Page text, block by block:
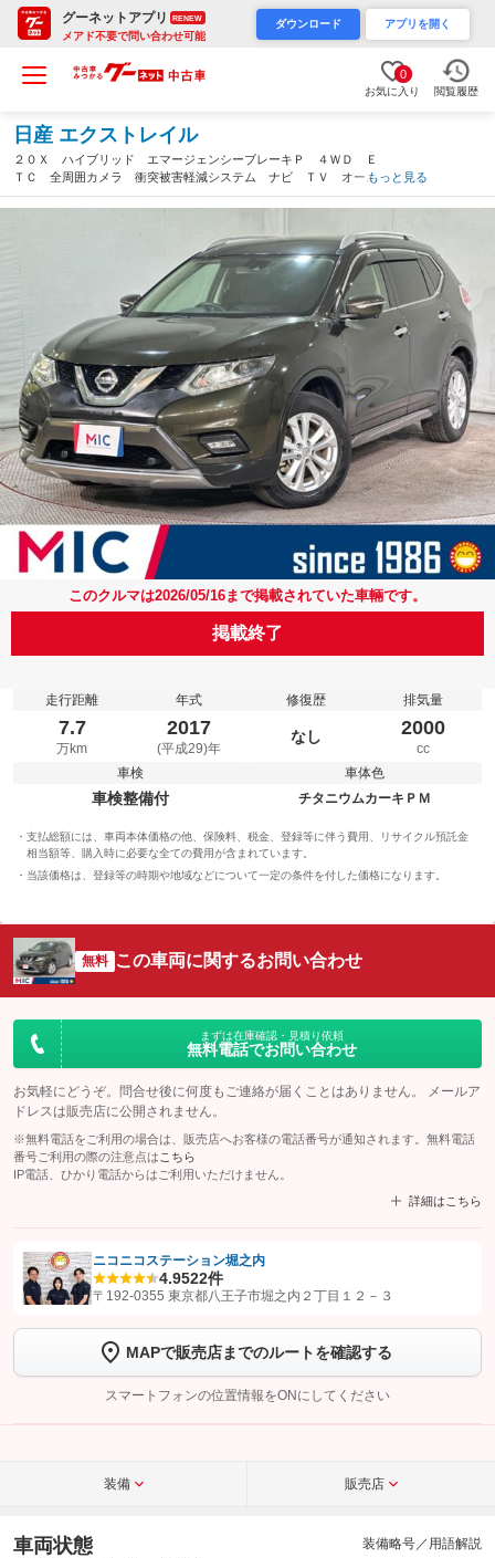
グーネットアプリ RENEW
メアド不要で問い合わせ可能
ダウンロード アプリを開く
0
お気に入り 閲覧履歴
日産 エクストレイル
２０Ｘ ハイブリッド エマージェンシーブレーキＰ ４ＷＤ Ｅ
ＴＣ 全周囲カメラ 衝突被害軽減システム ナビ ＴＶ オート
ライト ＬＥＤヘッドランプ 電動リアゲート アルミホイール
スマートキー 電動格納ミラー パワーウインドウ エアバッグ
もっと見る
このクルマは2026/05/16まで掲載されていた車輛です。
掲載終了
走行距離
7.7
万km
年式
2017
(平成29)年
修復歴
なし
排気量
2000
cc
車検
車検整備付
車体色
チタニウムカーキＰＭ
支払総額には、車両本体価格の他、保険料、税金、登録等に伴う費用、リサイクル預託金
相当額等、購入時に必要な全ての費用が含まれています。
当該価格は、登録等の時期や地域などについて一定の条件を付した価格になります。
無料 この車両に関するお問い合わせ
まずは在庫確認・見積り依頼
無料電話でお問い合わせ
お気軽にどうぞ。問合せ後に何度もご連絡が届くことはありません。 メールア
ドレスは販売店に公開されません。
※無料電話をご利用の場合は、販売店へお客様の電話番号が通知されます。無料電話
番号ご利用の際の注意点は こちら
IP電話、ひかり電話からはご利用いただけません。
詳細はこちら
【STEP1】 認証画面でグーネットを友だち追加してから「許可する」ボタンを押
トーク画面で
ボタンをタップして問い合わせを
完了してください。
こちら
ニコニコステーション堀之内
4.9522件
〒192-0355 東京都八王子市堀之内２丁目１２－３
MAPで販売店までのルートを確認する
スマートフォンの位置情報をONにしてください
装備 販売店
車両状態 装備略号／用語解説